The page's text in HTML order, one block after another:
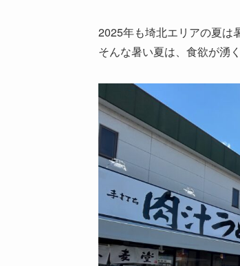
2025年も埼北エリアの夏は
そんな暑い夏は、食欲が湧